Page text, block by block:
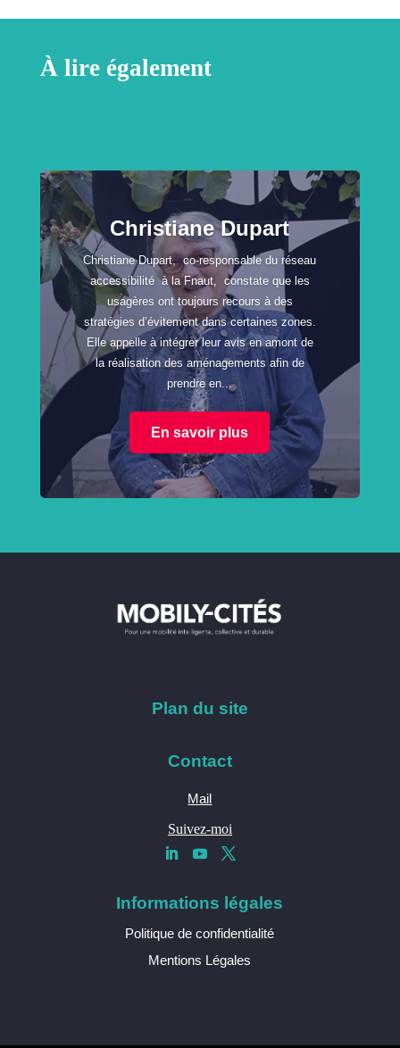
À lire également
Christiane Dupart
Christiane Dupart, co-responsable du réseau
accessibilité à la Fnaut, constate que les
usagères ont toujours recours à des
stratégies d’évitement dans certaines zones.
Elle appelle à intégrer leur avis en amont de
la réalisation des aménagements afin de
prendre en...
En savoir plus
Plan du site
Contact
Mail
Suivez-moi
Informations légales
Politique de confidentialité
Mentions Légales